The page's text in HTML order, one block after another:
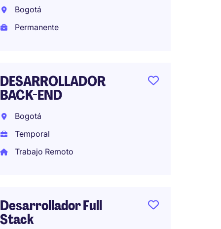
Bogotá
Permanente
DESARROLLADOR
BACK-END
Bogotá
Temporal
Trabajo Remoto
Desarrollador Full
Stack